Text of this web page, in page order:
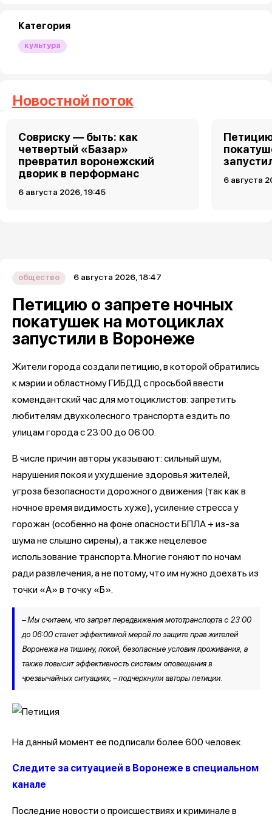
Категория
культура
Новостной поток
Совриску — быть: как
четвертый «Базар»
превратил воронежский
дворик в перформанс
6 августа 2026, 19:45
6 августа
общество 6 августа 2026, 18:47
Петицию о запрете ночных
покатушек на мотоциклах
запустили в Воронеже
Жители города создали петицию, в которой обратились
к мэрии и областному ГИБДД с просьбой ввести
комендантский час для мотоциклистов: запретить
любителям двухколесного транспорта ездить по
улицам города с 23:00 до 06:00.
В числе причин авторы указывают: сильный шум,
нарушения покоя и ухудшение здоровья жителей,
угроза безопасности дорожного движения (так как в
ночное время видимость хуже), усиление стресса у
горожан (особенно на фоне опасности БПЛА + из-за
шума не слышно сирены), а также нецелевое
использование транспорта. Многие гоняют по ночам
ради развлечения, а не потому, что им нужно доехать из
точки «А» в точку «Б».
– Мы считаем, что запрет передвижения мототранспорта с 23:00
до 06:00 станет эффективной мерой по защите прав жителей
Воронежа на тишину, покой, безопасные условия проживания, а
также повысит эффективность системы оповещения в
чрезвычайных ситуациях, – подчеркнули авторы петиции.
На данный момент ее подписали более 600 человек.
Следите за ситуацией в Воронеже в специальном
канале
Последние новости о происшествиях и криминале в